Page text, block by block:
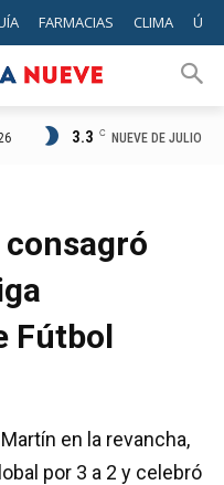
FARMACIAS CLIMA
3.3 C NUEVE DE JULIO
Fútbol
en la revancha,
por 3 a 2 y celebró